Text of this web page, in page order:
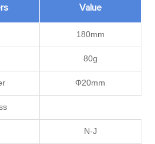
Value
180mm
80g
Φ20mm
N-J